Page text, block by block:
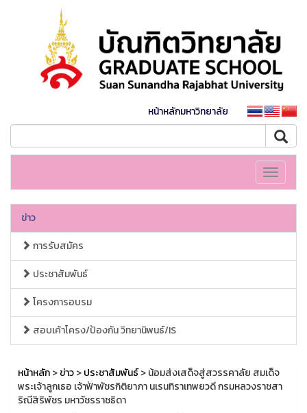
หน้าหลักมหาวิทยาลัย
Toggle
ข่าว
การรับสมัคร
ประชาสัมพันธ์
โครงการอบรม
สอบเค้าโครง/ป้องกัน วิทยานิพนธ์/IS
หน้าหลัก>ข่าว>ประชาสัมพันธ์> น้อมส่งเสด็จสู่สวรรคาลัย สมเด็จ
พระเจ้าลูกเธอ เจ้าฟ้าพัชรกิติยาภา นเรนทิราเทพยวดี กรมหลวงราชสา
ริณีสิริพัชร มหาวัชรราชธิดา